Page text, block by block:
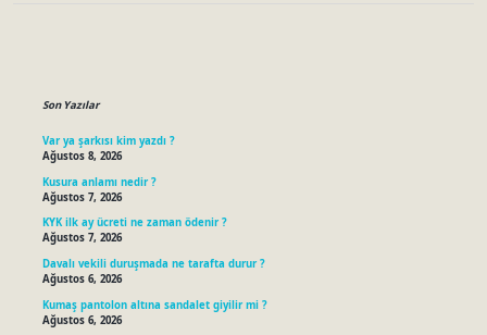
Son Yazılar
Var ya şarkısı kim yazdı ?
Ağustos 8, 2026
Kusura anlamı nedir ?
Ağustos 7, 2026
KYK ilk ay ücreti ne zaman ödenir ?
Ağustos 7, 2026
Davalı vekili duruşmada ne tarafta durur ?
Ağustos 6, 2026
Kumaş pantolon altına sandalet giyilir mi ?
Ağustos 6, 2026